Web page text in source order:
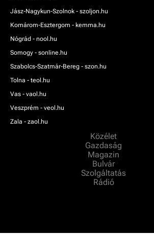
Jász-Nagykun-Szolnok - szoljon.hu
Komárom-Esztergom - kemma.hu
Nógrád - nool.hu
Somogy - sonline.hu
Szabolcs-Szatmár-Bereg - szon.hu
Tolna - teol.hu
Vas - vaol.hu
Veszprém - veol.hu
Zala - zaol.hu
Közélet
Gazdaság
Magazin
Bulvár
Szolgáltatás
Rádió